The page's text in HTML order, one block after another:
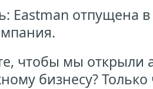
Eastman отпущена
чтобы мы
бизнесу? Только